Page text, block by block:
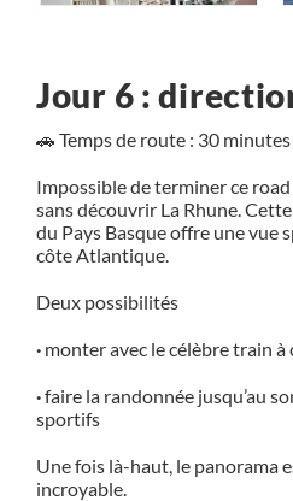
Jour 6 :
🚗 Temps de route : 30 minutes
Impossible de terminer ce
sans découvrir La Rhune.
du Pays Basque offre une vue
côte Atlantique.
Deux possibilités
·monter avec le célèbre train à
·faire la randonnée jusqu’au
sportifs
Une fois là-haut, le panorama
incroyable.